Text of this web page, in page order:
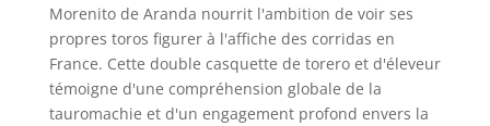
Morenito de Aranda nourrit l'ambition de voir ses
propres toros figurer à l'affiche des corridas en
France. Cette double casquette de torero et d'éleveur
témoigne d'une compréhension globale de la
tauromachie et d'un engagement profond envers la